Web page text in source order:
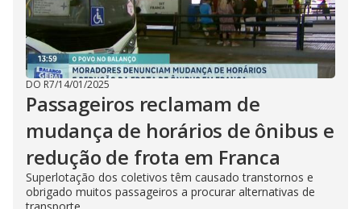
DO R7/14/01/2025
Passageiros reclamam de
mudança de horários de ônibus e
redução de frota em Franca
Superlotação dos coletivos têm causado transtornos e
obrigado muitos passageiros a procurar alternativas de